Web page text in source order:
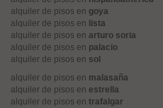
alquiler de pisos en goya
alquiler de pisos en lista
alquiler de pisos en arturo soria
alquiler de pisos en palacio
alquiler de pisos en sol
alquiler de pisos en malasaña
alquiler de pisos en estrella
alquiler de pisos en trafalgar